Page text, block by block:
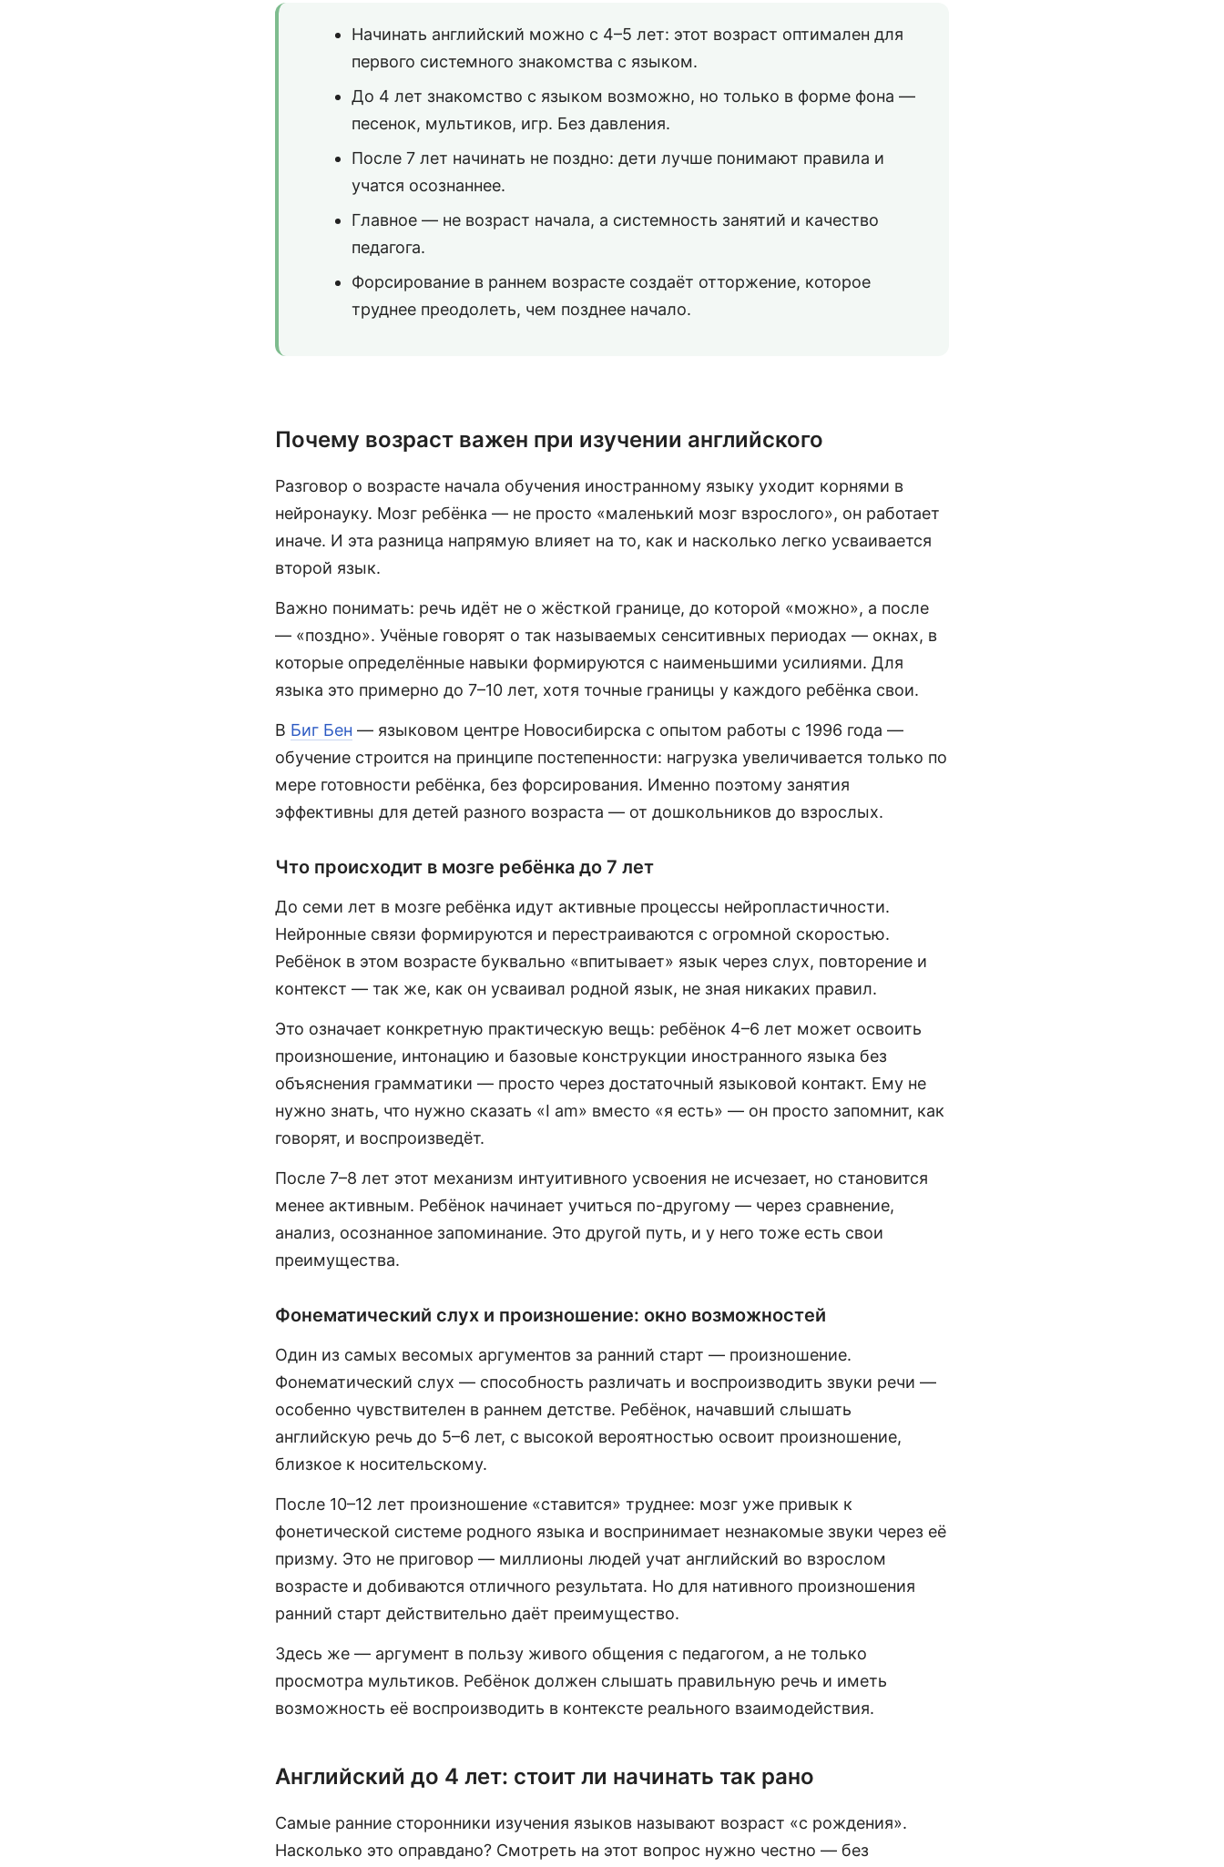
Начинать английский можно с 4–5 лет: этот возраст оптимален для
первого системного знакомства с языком.
До 4 лет знакомство с языком возможно, но только в форме фона —
песенок, мультиков, игр. Без давления.
После 7 лет начинать не поздно: дети лучше понимают правила и
учатся осознаннее.
Главное — не возраст начала, а системность занятий и качество
педагога.
Форсирование в раннем возрасте создаёт отторжение, которое
труднее преодолеть, чем позднее начало.
Почему возраст важен при изучении английского
Разговор о возрасте начала обучения иностранному языку уходит корнями в
нейронауку. Мозг ребёнка — не просто «маленький мозг взрослого», он работает
иначе. И эта разница напрямую влияет на то, как и насколько легко усваивается
второй язык.
Важно понимать: речь идёт не о жёсткой границе, до которой «можно», а после
— «поздно». Учёные говорят о так называемых сенситивных периодах — окнах, в
которые определённые навыки формируются с наименьшими усилиями. Для
языка это примерно до 7–10 лет, хотя точные границы у каждого ребёнка свои.
В Биг Бен — языковом центре Новосибирска с опытом работы с 1996 года —
обучение строится на принципе постепенности: нагрузка увеличивается только по
мере готовности ребёнка, без форсирования. Именно поэтому занятия
эффективны для детей разного возраста — от дошкольников до взрослых.
Что происходит в мозге ребёнка до 7 лет
До семи лет в мозге ребёнка идут активные процессы нейропластичности.
Нейронные связи формируются и перестраиваются с огромной скоростью.
Ребёнок в этом возрасте буквально «впитывает» язык через слух, повторение и
контекст — так же, как он усваивал родной язык, не зная никаких правил.
Это означает конкретную практическую вещь: ребёнок 4–6 лет может освоить
произношение, интонацию и базовые конструкции иностранного языка без
объяснения грамматики — просто через достаточный языковой контакт. Ему не
нужно знать, что нужно сказать «I am» вместо «я есть» — он просто запомнит, как
говорят, и воспроизведёт.
После 7–8 лет этот механизм интуитивного усвоения не исчезает, но становится
менее активным. Ребёнок начинает учиться по-другому — через сравнение,
анализ, осознанное запоминание. Это другой путь, и у него тоже есть свои
преимущества.
Фонематический слух и произношение: окно возможностей
Один из самых весомых аргументов за ранний старт — произношение.
Фонематический слух — способность различать и воспроизводить звуки речи —
особенно чувствителен в раннем детстве. Ребёнок, начавший слышать
английскую речь до 5–6 лет, с высокой вероятностью освоит произношение,
близкое к носительскому.
После 10–12 лет произношение «ставится» труднее: мозг уже привык к
фонетической системе родного языка и воспринимает незнакомые звуки через её
призму. Это не приговор — миллионы людей учат английский во взрослом
возрасте и добиваются отличного результата. Но для нативного произношения
ранний старт действительно даёт преимущество.
Здесь же — аргумент в пользу живого общения с педагогом, а не только
просмотра мультиков. Ребёнок должен слышать правильную речь и иметь
возможность её воспроизводить в контексте реального взаимодействия.
Английский до 4 лет: стоит ли начинать так рано
Самые ранние сторонники изучения языков называют возраст «с рождения».
Насколько это оправдано? Смотреть на этот вопрос нужно честно — без